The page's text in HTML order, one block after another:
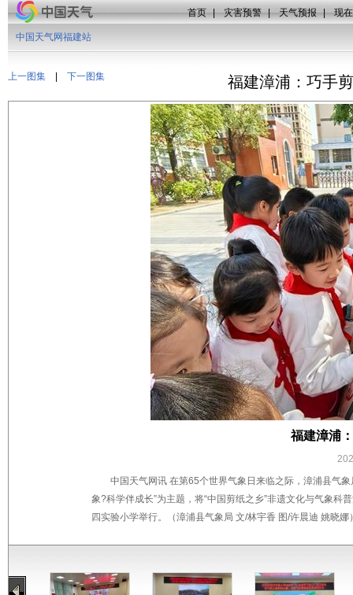
首页 | 灾害预警 | 天气预报 | 现
上一图集 下一图集
中国天气网福建站
福建漳浦：巧手
福建漳浦
中国天气网讯 在第65个世界气象日来临之际，漳浦县气
象?科学伴成长”为主题，将“中国剪纸之乡”非遗文化与气象
四实验小学举行。（漳浦县气象局 文/林宇香 图/许晨迪 姚晓娜